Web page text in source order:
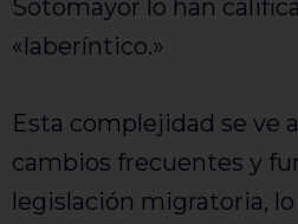
Sotomayor lo han
«laberíntico.»
Esta complejidad se ve
cambios frecuentes y
legislación migratoria,